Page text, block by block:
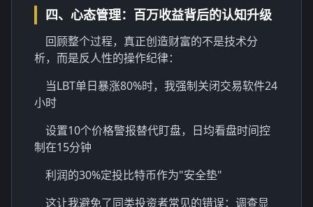
四、心态管理：百万收益背后的认知升级
回顾整个过程，真正创造财富的不是技术分
析，而是反人性的操作纪律：
当LBT单日暴涨80%时，我强制关闭交易软件24
小时
设置10个价格警报替代盯盘，日均看盘时间控
制在15分钟
利润的30%定投比特币作为"安全垫"
这让我避免了同类投资者常见的错误：调查显